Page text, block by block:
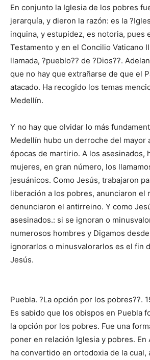
En conjunto la Iglesia de los pobres
jerarquía, y dieron la razón: es la
inquina, y estupidez, es notoria, pues
Testamento y en el Concilio Vaticano
llamada, ?pueblo?? de ?Dios??.
que no hay que extrañarse de que el
atacado. Ha recogido los temas
Medellín.
Y no hay que olvidar lo más
Medellín hubo un derroche del mayor
épocas de martirio. A los asesinados,
mujeres, en gran número, los
jesuánicos. Como Jesús, trabajaron
liberación a los pobres, anunciaron el
denunciaron el antirreino. Y como
asesinados.: si se ignoran o
numerosos hombres y Digamos
ignorarlos o minusvalorarlos es el fin
Jesús.
Puebla. ?La opción por los pobres??.
Es sabido que los obispos en Puebla
la opción por los pobres. Fue una
poner en relación Iglesia y pobres. En
ha convertido en ortodoxia de la cual,